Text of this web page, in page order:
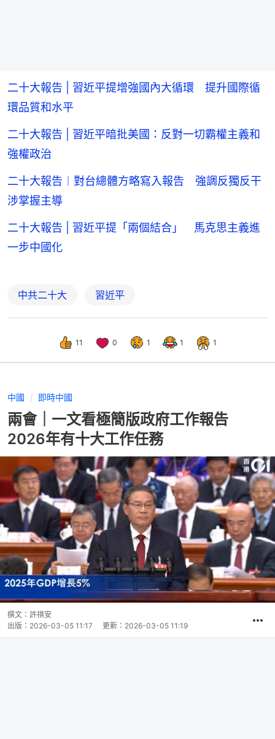
二十大報告 | 習近平提增強國內大循環 提升國際循
環品質和水平
二十大報告 | 習近平暗批美國：反對一切霸權主義和
強權政治
二十大報告︱對台總體方略寫入報告 強調反獨反干
涉掌握主導
二十大報告 | 習近平提「兩個結合」 馬克思主義進
一步中國化
中共二十大 習近平
11 0 1 1 1
中國 即時中國
兩會｜一文看極簡版政府工作報告
2026年有十大工作任務
撰文： 許祺安
出版： 2026-03-05 11:17 更新： 2026-03-05 11:19